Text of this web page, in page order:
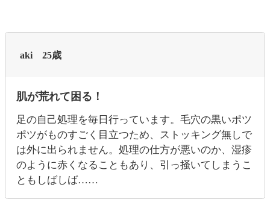
aki 25歳
肌が荒れて困る！
足の自己処理を毎日行っています。毛穴の黒いポツ
ポツがものすごく目立つため、ストッキング無しで
は外に出られません。処理の仕方が悪いのか、湿疹
のように赤くなることもあり、引っ掻いてしまうこ
ともしばしば……